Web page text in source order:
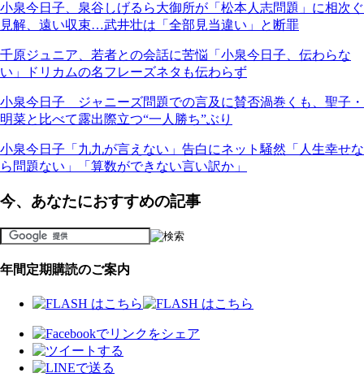
小泉今日子、泉谷しげるら大御所が「松本人志問題」に相次ぐ
見解、遠い収束…武井壮は「全部見当違い」と断罪
千原ジュニア、若者との会話に苦悩「小泉今日子、伝わらな
い」ドリカムの名フレーズネタも伝わらず
小泉今日子 ジャニーズ問題での言及に賛否渦巻くも、聖子・
明菜と比べて露出際立つ“一人勝ち”ぶり
小泉今日子「九九が言えない」告白にネット騒然「人生幸せな
ら問題ない」「算数ができない言い訳か」
今、あなたにおすすめの記事
年間定期購読のご案内